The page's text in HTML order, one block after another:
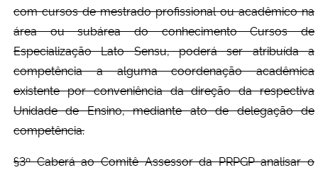
com cursos de mestrado profissional ou acadêmico na
área ou subárea do conhecimento Cursos de
Especialização Lato Sensu, poderá ser atribuída a
competência a alguma coordenação acadêmica
existente por conveniência da direção da respectiva
Unidade de Ensino, mediante ato de delegação de
competência.
§3º Caberá ao Comitê Assessor da PRPGP analisar o